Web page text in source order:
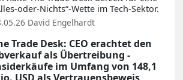
oder-Nichts“-Wette im Tech-Sektor.
David Engelhardt
Trade Desk: CEO erachtet den
als Übertreibung -
im Umfang von 148,1